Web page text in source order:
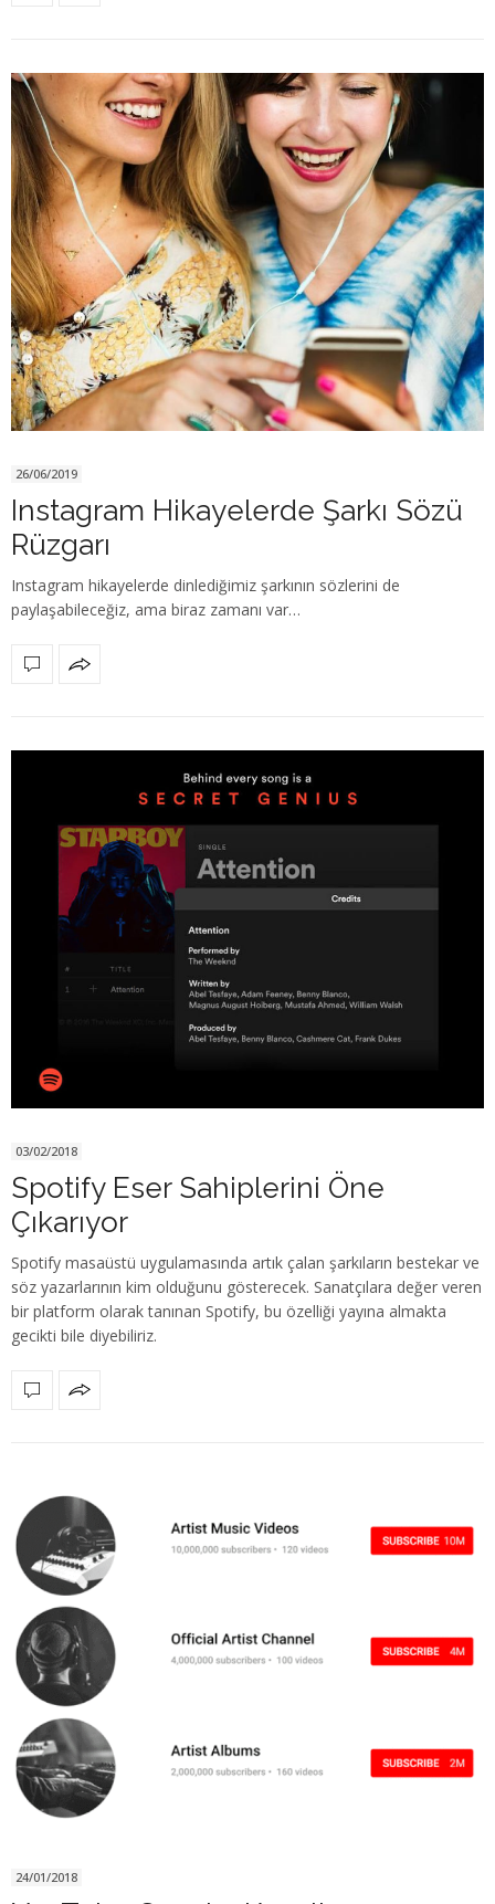
26/06/2019
Instagram Hikayelerde Şarkı Sözü
Rüzgarı
Instagram hikayelerde dinlediğimiz şarkının sözlerini de
paylaşabileceğiz, ama biraz zamanı var…
03/02/2018
Spotify Eser Sahiplerini Öne
Çıkarıyor
Spotify masaüstü uygulamasında artık çalan şarkıların bestekar ve
söz yazarlarının kim olduğunu gösterecek. Sanatçılara değer veren
bir platform olarak tanınan Spotify, bu özelliği yayına almakta
gecikti bile diyebiliriz.
24/01/2018